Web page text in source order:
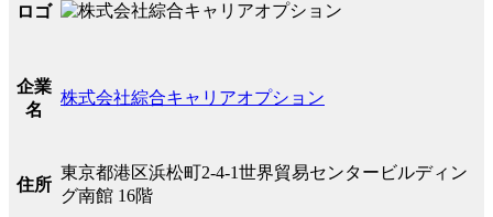
ロゴ
企業
名
株式会社綜合キャリアオプション
住所
東京都港区浜松町2-4-1世界貿易センタービルディン
グ南館 16階